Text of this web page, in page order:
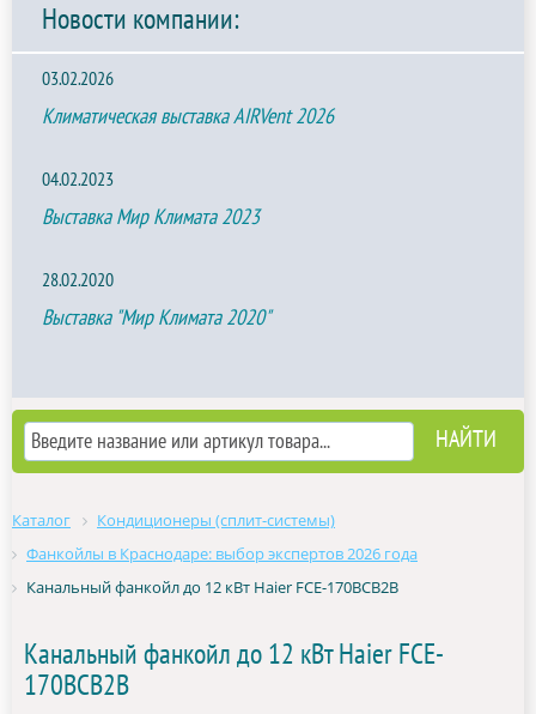
Новости компании:
03.02.2026
Климатическая выставка AIRVent 2026
04.02.2023
Выставка Мир Климата 2023
28.02.2020
Выставка "Мир Климата 2020"
Каталог
Кондиционеры (сплит-системы)
Фанкойлы в Краснодаре: выбор экспертов 2026 года
Канальный фанкойл до 12 кВт Haier FCE-170BCB2B
Канальный фанкойл до 12 кВт Haier FCE-
170BCB2B